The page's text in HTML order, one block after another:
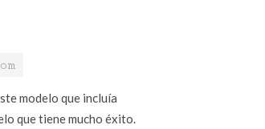
modelo que incluía
que tiene mucho éxito.